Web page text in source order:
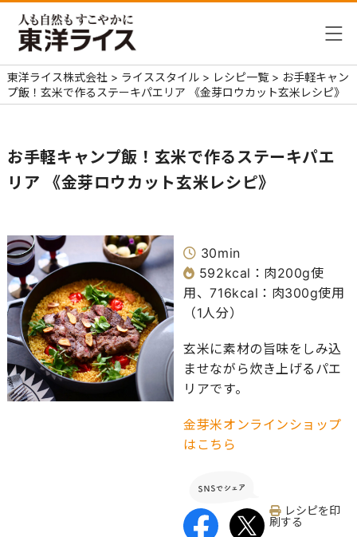
東洋ライス株式会社 > ライススタイル > レシピ一覧 > お手軽キャン
プ飯！玄米で作るステーキパエリア 《金芽ロウカット玄米レシピ》
お手軽キャンプ飯！玄米で作るステーキパエ
リア 《金芽ロウカット玄米レシピ》
30min
592kcal：肉200g使
用、716kcal：肉300g使用
（1人分）
玄米に素材の旨味をしみ込
ませながら炊き上げるパエ
リアです。
金芽米オンラインショップ
はこちら
レシピを印
刷する